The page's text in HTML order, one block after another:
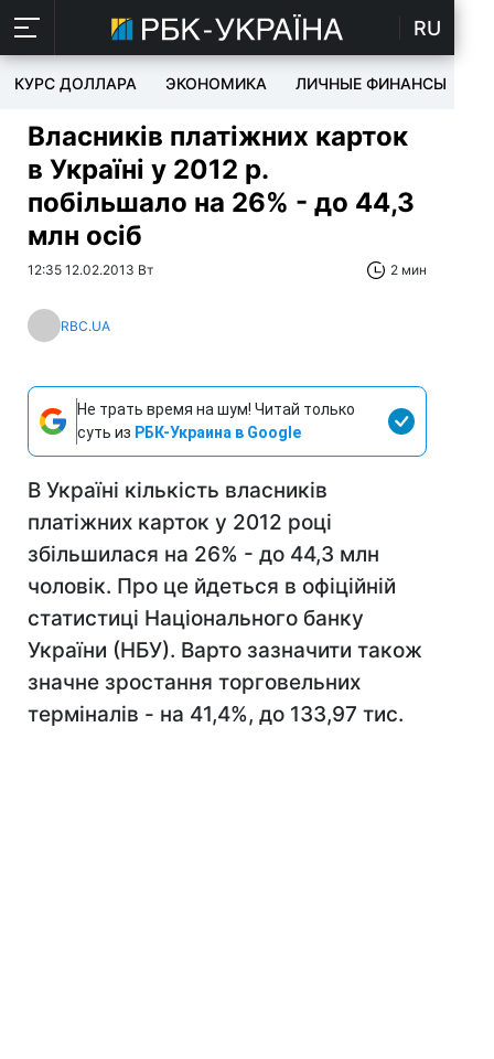
RU
КУРС ДОЛЛАРА ЭКОНОМИКА ЛИЧНЫЕ ФИНАНСЫ
Власників платіжних карток
в Україні у 2012 р.
побільшало на 26% - до 44,3
млн осіб
12:35 12.02.2013 Вт 2 мин
RBC.UA
Не трать время на шум! Читай только
суть из РБК-Украина в Google
В Україні кількість власників
платіжних карток у 2012 році
збільшилася на 26% - до 44,3 млн
чоловік. Про це йдеться в офіційній
статистиці Національного банку
України (НБУ). Варто зазначити також
значне зростання торговельних
терміналів - на 41,4%, до 133,97 тис.